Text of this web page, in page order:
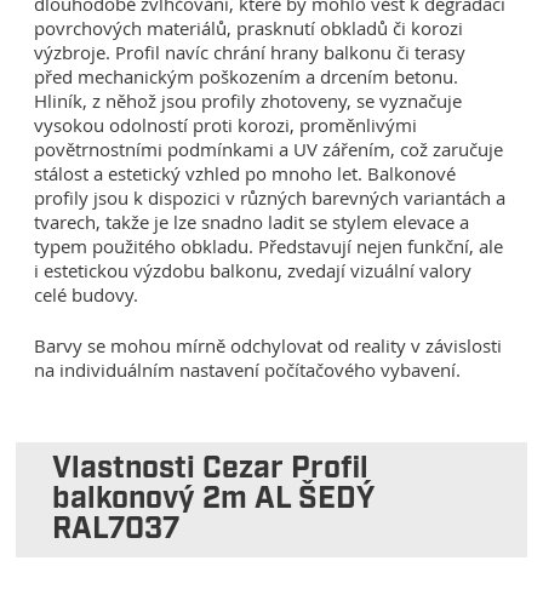
povrchových materiálů, prasknutí obkladů či korozi
výzbroje. Profil navíc chrání hrany balkonu či terasy
před mechanickým poškozením a drcením betonu.
Hliník, z něhož jsou profily zhotoveny, se vyznačuje
vysokou odolností proti korozi, proměnlivými
povětrnostními podmínkami a UV zářením, což zaručuje
stálost a estetický vzhled po mnoho let. Balkonové
profily jsou k dispozici v různých barevných variantách a
tvarech, takže je lze snadno ladit se stylem elevace a
typem použitého obkladu. Představují nejen funkční, ale
i estetickou výzdobu balkonu, zvedají vizuální valory
celé budovy.
Barvy se mohou mírně odchylovat od reality v závislosti
na individuálním nastavení počítačového vybavení.
Vlastnosti Cezar Profil
balkonový 2m AL ŠEDÝ
RAL7037